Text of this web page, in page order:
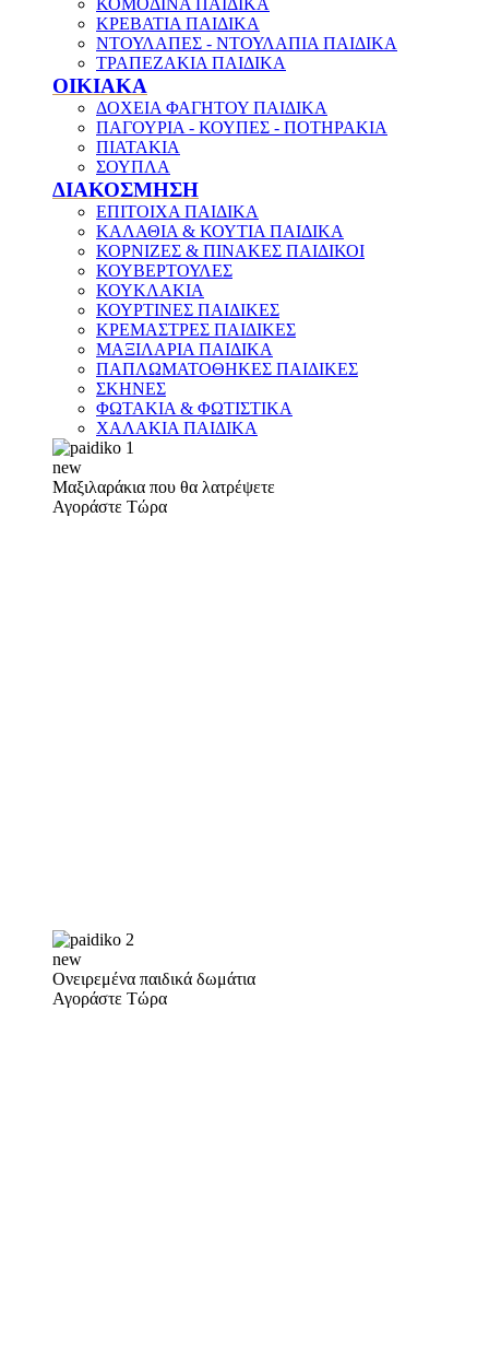
ΚΟΜΟΔΙΝΑ ΠΑΙΔΙΚΑ
ΚΡΕΒΑΤΙΑ ΠΑΙΔΙΚΑ
ΝΤΟΥΛΑΠΕΣ - ΝΤΟΥΛΑΠΙΑ ΠΑΙΔΙΚΑ
ΤΡΑΠΕΖΑΚΙΑ ΠΑΙΔΙΚΑ
ΟΙΚΙΑΚΑ
ΔΟΧΕΙΑ ΦΑΓΗΤΟΥ ΠΑΙΔΙΚΑ
ΠΑΓΟΥΡΙΑ - ΚΟΥΠΕΣ - ΠΟΤΗΡΑΚΙΑ
ΠΙΑΤΑΚΙΑ
ΣΟΥΠΛΑ
ΔΙΑΚΟΣΜΗΣΗ
ΕΠΙΤΟΙΧΑ ΠΑΙΔΙΚΑ
ΚΑΛΑΘΙΑ & ΚΟΥΤΙΑ ΠΑΙΔΙΚΑ
ΚΟΡΝΙΖΕΣ & ΠΙΝΑΚΕΣ ΠΑΙΔΙΚΟΙ
ΚΟΥΒΕΡΤΟΥΛΕΣ
ΚΟΥΚΛΑΚΙΑ
ΚΟΥΡΤΙΝΕΣ ΠΑΙΔΙΚΕΣ
ΚΡΕΜΑΣΤΡΕΣ ΠΑΙΔΙΚΕΣ
ΜΑΞΙΛΑΡΙΑ ΠΑΙΔΙΚΑ
ΠΑΠΛΩΜΑΤΟΘΗΚΕΣ ΠΑΙΔΙΚΕΣ
ΣΚΗΝΕΣ
ΦΩΤΑΚΙΑ & ΦΩΤΙΣΤΙΚΑ
ΧΑΛΑΚΙΑ ΠΑΙΔΙΚΑ
new
Μαξιλαράκια που θα λατρέψετε
Αγοράστε Τώρα
new
Ονειρεμένα παιδικά δωμάτια
Αγοράστε Τώρα